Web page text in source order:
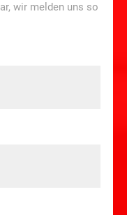
wir melden uns so